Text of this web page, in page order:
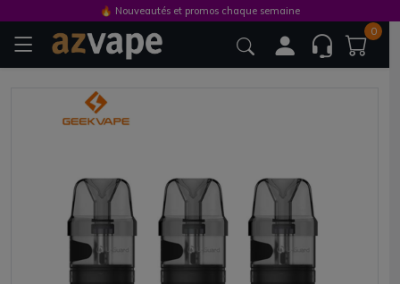
0
🔥 Nouveautés et promos chaque semaine